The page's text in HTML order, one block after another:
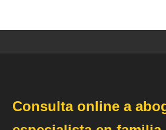
Consulta online a